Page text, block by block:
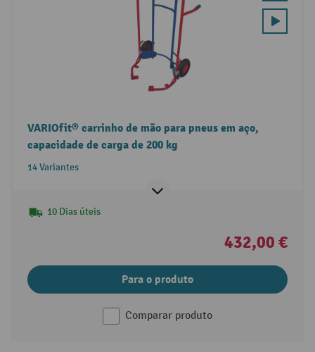
VARIOfit® carrinho de mão para pneus em aço,
capacidade de carga de 200 kg
14 Variantes
10 Dias úteis
432,00 €
Para o produto
Comparar produto